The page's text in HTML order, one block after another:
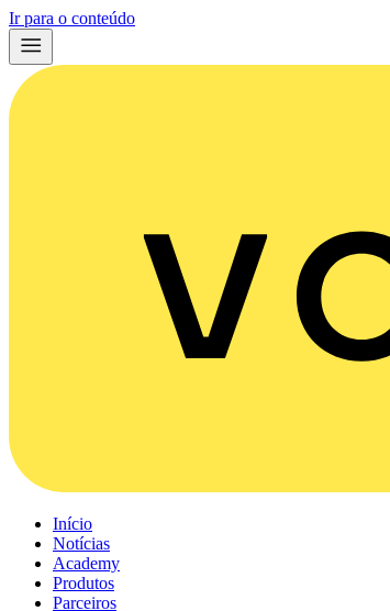
Ir para o conteúdo
Início
Notícias
Academy
Produtos
Parceiros